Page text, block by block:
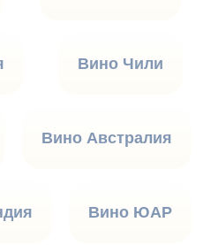
Вино Чили
Вино Австралия
Вино ЮАР